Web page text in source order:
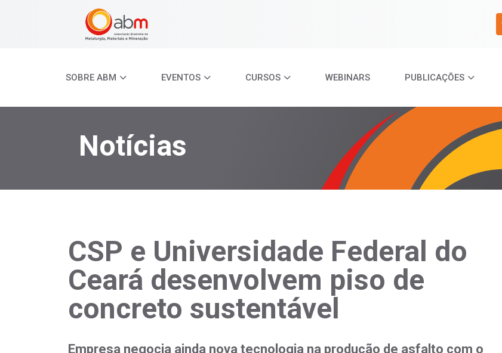
SOBRE ABM EVENTOS CURSOS WEBINARS PUBLICAÇÕES
Notícias
CSP e Universidade Federal do
Ceará desenvolvem piso de
concreto sustentável
Empresa negocia ainda nova tecnologia na produção de asfalto com o